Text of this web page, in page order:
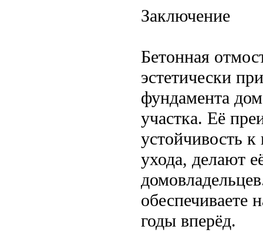
Заключение
Бетонная
эстетически
фундамента
участка. Её
устойчивость
ухода, делают
обеспечиваете
годы вперёд.